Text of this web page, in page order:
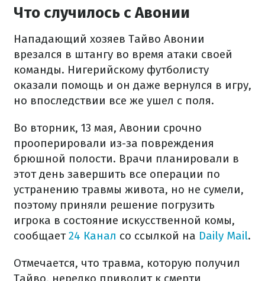
Что случилось с Авонии
Нападающий хозяев Тайво Авонии
врезался в штангу во время атаки своей
команды. Нигерийскому футболисту
оказали помощь и он даже вернулся в игру,
но впоследствии все же ушел с поля.
Во вторник, 13 мая, Авонии срочно
прооперировали из-за повреждения
брюшной полости. Врачи планировали в
этот день завершить все операции по
устранению травмы живота, но не сумели,
поэтому приняли решение погрузить
игрока в состояние искусственной комы,
сообщает24 Канал со ссылкой на Daily Mail.
Отмечается, что травма, которую получил